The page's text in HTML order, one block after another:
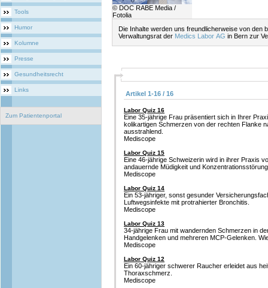
Tools
Humor
Kolumne
Presse
Gesundheitsrecht
Links
Zum Patientenportal
© DOC RABE Media /
Fotolia
Die Inhalte werden uns freundlicherweise von den
Verwaltungsrat der Medics Labor AG in Bern zur
Artikel 1-16 / 16
Labor Quiz 16
Eine 35-jährige Frau präsentiert sich in Ihrer
kolikartigen Schmerzen von der rechten Flanke
ausstrahlend.
Mediscope
Labor Quiz 15
Eine 46-jährige Schweizerin wird in ihrer Praxis
andauernde Müdigkeit und
Mediscope
Labor Quiz 14
Ein 53-jähriger, sonst gesunder
Luftwegsinfekte mit protrahierter Bronchitis.
Mediscope
Labor Quiz 13
34-jährige Frau mit wandernden Schmerzen in
Handgelenken und mehreren MCP-Gelenken.
Mediscope
Labor Quiz 12
Ein 60-jähriger schwerer Raucher erleidet aus
Thoraxschmerz.
Mediscope